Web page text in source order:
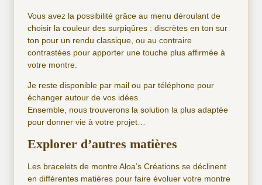
Vous avez la possibilité grâce au menu déroulant de
choisir la couleur des surpiqûres : discrètes en ton sur
ton pour un rendu classique, ou au contraire
contrastées pour apporter une touche plus affirmée à
votre montre.
Je reste disponible par mail ou par téléphone pour
échanger autour de vos idées.
Ensemble, nous trouverons la solution la plus adaptée
pour donner vie à votre projet…
Explorer d’autres matières
Les bracelets de montre Aloa’s Créations se déclinent
en différentes matières pour faire évoluer votre montre